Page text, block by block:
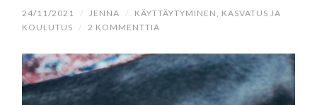
24/11/2021 / JENNA /
KÄYTTÄYTYMINEN, KASVATUS JA
KOULUTUS
/ 2 KOMMENTTIA